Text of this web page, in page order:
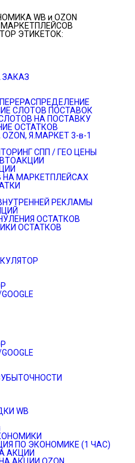
WB и OZON
МАРКЕТПЛЕЙСОВ
ЭТИКЕТОК:
ЗАКАЗ
СЛОТОВ ПОСТАВОК
НА ПОСТАВКУ
ОСТАТКОВ
Я.МАРКЕТ 3-в-1
СПП / ГЕО ЦЕНЫ
МАРКЕТПЛЕЙСАХ
РЕКЛАМЫ
ОСТАТКОВ
ОСТАТКОВ
WB
ПО ЭКОНОМИКЕ (1 ЧАС)
АКЦИИ